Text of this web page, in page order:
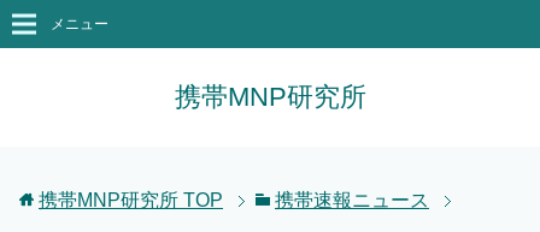
携帯MNP研究所
メニュー
携帯MNP研究所 TOP 携帯速報ニュース